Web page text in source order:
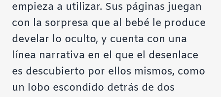
empieza a utilizar. Sus páginas juegan
con la sorpresa que al bebé le produce
develar lo oculto, y cuenta con una
línea narrativa en el que el desenlace
es descubierto por ellos mismos, como
un lobo escondido detrás de dos